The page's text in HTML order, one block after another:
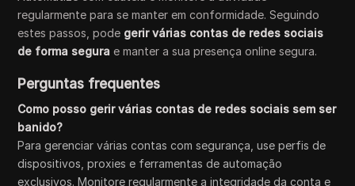
regularmente para se manter em conformidade. Seguindo
estes passos, pode gerir várias contas de redes sociais
de forma segura e manter a sua presença online segura.
Perguntas frequentes
Como posso gerir várias contas de redes sociais sem ser
banido?
Para gerenciar várias contas com segurança, use perfis de
dispositivos, proxies e ferramentas de automação
exclusivos. Monitore regularmente a integridade da conta e